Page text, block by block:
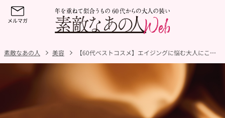
素敵なあの人 美容 【60代ベストコスメ】エイジングに悩む大人にこそ使ってほしい！編集部厳選BESTコスメ4選【2025】